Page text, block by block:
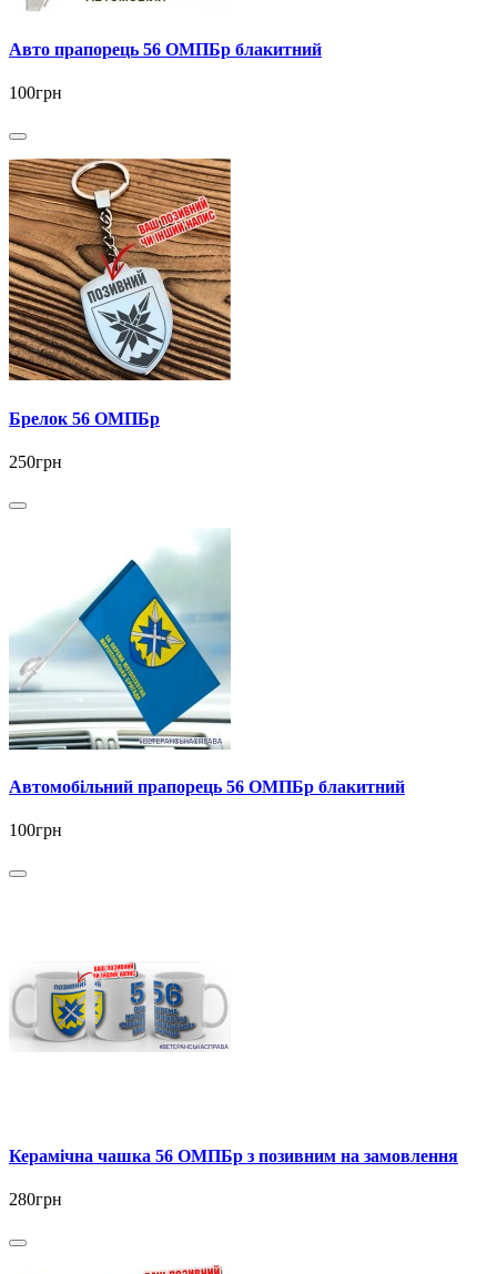
Авто прапорець 56 ОМПБр блакитний
100грн
Брелок 56 ОМПБр
250грн
Автомобільний прапорець 56 ОМПБр блакитний
100грн
Керамічна чашка 56 ОМПБр з позивним на замовлення
280грн